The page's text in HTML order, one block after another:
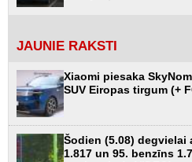
JAUNIE RAKSTI
Xiaomi piesaka
SUV Eiropas tirgum (+
Šodien (5.08) degvielai
1.817 un 95. benzīns